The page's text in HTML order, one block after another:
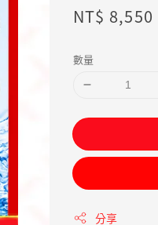
Sale
NT$ 8,550
數量
分享